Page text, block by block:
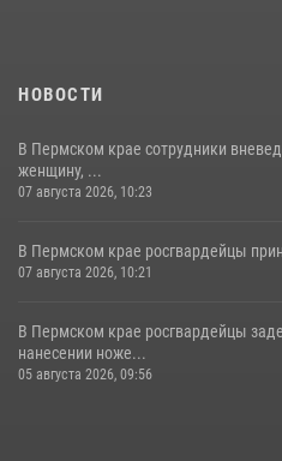
НОВОСТИ
В Пермском крае сотрудники
женщину, ...
07 августа 2026, 10:23
В Пермском крае росгвардейцы
07 августа 2026, 10:21
В Пермском крае росгвардейцы
нанесении ноже...
05 августа 2026, 09:56